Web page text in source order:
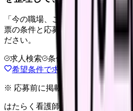
「今の職場、このままでいいのか
票の条件と応募前に確認したい不
ださい。
求人検索 条件整理 相談だけOK
希望条件で求人を探す
※ 応募前に掲載元の最新情報を確
はたらく看護師さん 求人